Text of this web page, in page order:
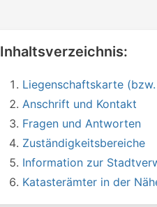
Inhaltsverzeichnis:
Liegenschaftskarte
Anschrift und Kontakt
Fragen und Antworten
Zuständigkeitsbereiche
Information zur
Katasterämter in der